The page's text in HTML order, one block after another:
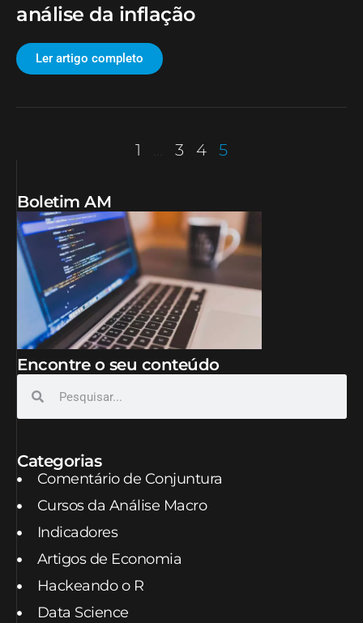
análise da inflação
Ler artigo completo
1 3 4 5
Boletim AM
Encontre o seu conteúdo
Categorias
Comentário de Conjuntura
Cursos da Análise Macro
Indicadores
Artigos de Economia
Hackeando o R
Data Science